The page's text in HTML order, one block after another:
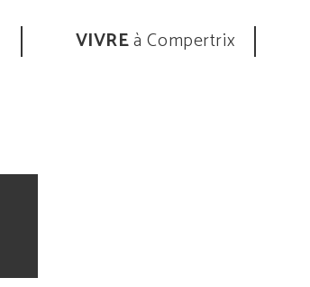
VIVREà Compertrix